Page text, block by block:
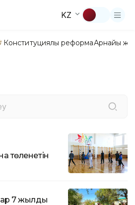
KZ
Конституциялық реформаАрнайы
төленетін
7 жылдық